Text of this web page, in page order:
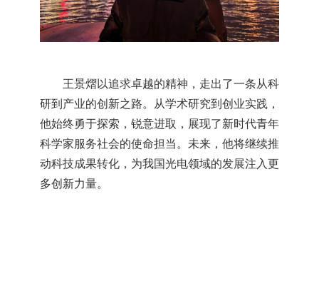
王景熠以追求卓越的精神，走出了一条从科
研到产业的创新之路。从学术研究到创业实践，
他始终勇于探索，锐意进取，展现了新时代青年
科学家服务社会的使命担当。未来，他将继续推
动科技成果转化，为我国光电领域的发展注入更
多创新力量。